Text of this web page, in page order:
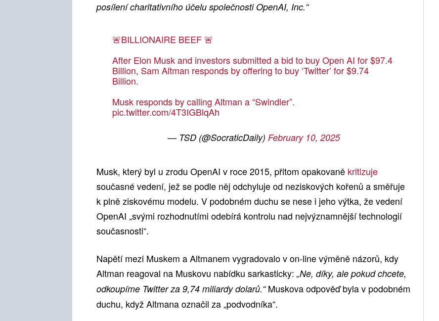
posílení charitativního účelu společnosti OpenAI, Inc.“
🚨BILLIONAIRE BEEF 🚨
After Elon Musk and investors submitted a bid to buy Open AI for $97.4
Billion, Sam Altman responds by offering to buy ‘Twitter’ for $9.74
Billion.
Musk responds by calling Altman a “Swindler”.
pic.twitter.com/4T3IGBlqAh
— TSD (@SocraticDaily)February 10, 2025
Musk, který byl u zrodu OpenAI v roce 2015, přitom opakovaně kritizuje
současné vedení, jež se podle něj odchyluje od neziskových kořenů a směřuje
k plně ziskovému modelu. V podobném duchu se nese i jeho výtka, že vedení
OpenAI „svými rozhodnutími odebírá kontrolu nad nejvýznamnější technologií
současnosti“.
Napětí mezi Muskem a Altmanem vygradovalo v on-line výměně názorů, kdy
Altman reagoval na Muskovu nabídku sarkasticky: „Ne, díky, ale pokud chcete,
odkoupíme Twitter za 9,74 miliardy dolarů.“Muskova odpověď byla v podobném
duchu, když Altmana označil za „podvodníka“.